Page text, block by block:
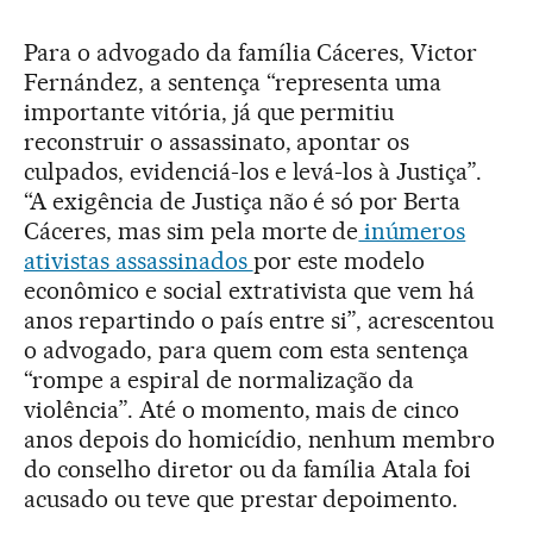
Para o advogado da família Cáceres, Victor
Fernández, a sentença “representa uma
importante vitória, já que permitiu
reconstruir o assassinato, apontar os
culpados, evidenciá-los e levá-los à Justiça”.
“A exigência de Justiça não é só por Berta
Cáceres, mas sim pela morte de inúmeros
ativistas assassinados por este modelo
econômico e social extrativista que vem há
anos repartindo o país entre si”, acrescentou
o advogado, para quem com esta sentença
“rompe a espiral de normalização da
violência”. Até o momento, mais de cinco
anos depois do homicídio, nenhum membro
do conselho diretor ou da família Atala foi
acusado ou teve que prestar depoimento.